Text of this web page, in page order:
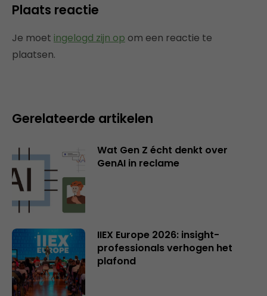
Plaats reactie
Je moet ingelogd zijn op om een reactie te
plaatsen.
Gerelateerde artikelen
Wat Gen Z écht denkt over
GenAI in reclame
IIEX Europe 2026: insight-
professionals verhogen het
plafond